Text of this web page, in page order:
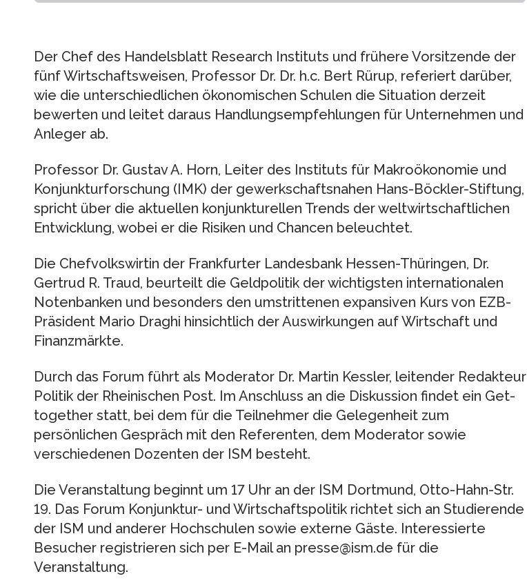
Der Chef des Handelsblatt Research Instituts und frühere Vorsitzende der
fünf Wirtschaftsweisen, Professor Dr. Dr. h.c. Bert Rürup, referiert darüber,
wie die unterschiedlichen ökonomischen Schulen die Situation derzeit
bewerten und leitet daraus Handlungsempfehlungen für Unternehmen und
Anleger ab.
Professor Dr. Gustav A. Horn, Leiter des Instituts für Makroökonomie und
Konjunkturforschung (IMK) der gewerkschaftsnahen Hans-Böckler-Stiftung,
spricht über die aktuellen konjunkturellen Trends der weltwirtschaftlichen
Entwicklung, wobei er die Risiken und Chancen beleuchtet.
Die Chefvolkswirtin der Frankfurter Landesbank Hessen-Thüringen, Dr.
Gertrud R. Traud, beurteilt die Geldpolitik der wichtigsten internationalen
Notenbanken und besonders den umstrittenen expansiven Kurs von EZB-
Präsident Mario Draghi hinsichtlich der Auswirkungen auf Wirtschaft und
Finanzmärkte.
Durch das Forum führt als Moderator Dr. Martin Kessler, leitender Redakteur
Politik der Rheinischen Post. Im Anschluss an die Diskussion findet ein Get-
together statt, bei dem für die Teilnehmer die Gelegenheit zum
persönlichen Gespräch mit den Referenten, dem Moderator sowie
verschiedenen Dozenten der ISM besteht.
Die Veranstaltung beginnt um 17 Uhr an der ISM Dortmund, Otto-Hahn-Str.
19. Das Forum Konjunktur- und Wirtschaftspolitik richtet sich an Studierende
der ISM und anderer Hochschulen sowie externe Gäste. Interessierte
Besucher registrieren sich per E-Mail an presse@ism.de für die
Veranstaltung.